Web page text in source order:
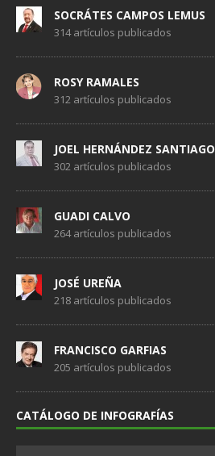
SOCRÁTES CAMPOS LEMUS
314 artículos publicados
ROSY RAMALES
312 artículos publicados
JOEL HERNÁNDEZ SANTIAGO
302 artículos publicados
GUADI CALVO
264 artículos publicados
JOSÉ UREÑA
218 artículos publicados
FRANCISCO GARFIAS
205 artículos publicados
CATÁLOGO DE INFOGRAFÍAS